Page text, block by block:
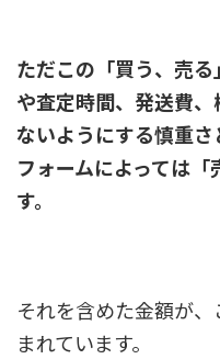
ただこの「買う、売
や査定時間、発送費
ないようにする慎重
フォームによっては
す。
それを含めた金額が
まれています。